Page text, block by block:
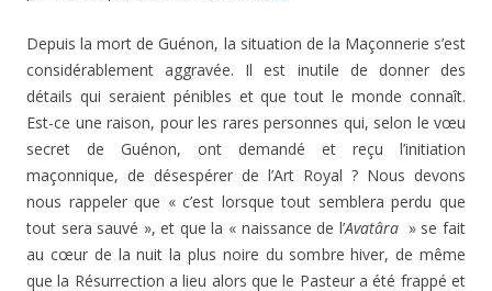
Depuis la mort de Guénon, la situation de la Maçonnerie s’est
considérablement aggravée. Il est inutile de donner des
détails qui seraient pénibles et que tout le monde connaît.
Est-ce une raison, pour les rares personnes qui, selon le vœu
secret de Guénon, ont demandé et reçu l’initiation
maçonnique, de désespérer de l’Art Royal ? Nous devons
nous rappeler que « c’est lorsque tout semblera perdu que
tout sera sauvé », et que la « naissance de l’Avatâra » se fait
au cœur de la nuit la plus noire du sombre hiver, de même
que la Résurrection a lieu alors que le Pasteur a été frappé et